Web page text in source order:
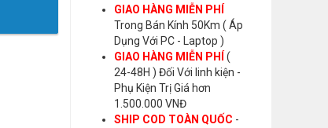
GIAO HÀNG MIỄN PHÍ
Trong Bán Kính 50Km ( Áp
Dụng Với PC - Laptop )
GIAO HÀNG MIỄN PHÍ
(
24-48H ) Đối Với linh kiện -
Phụ Kiện Trị Giá hơn
1.500.000 VNĐ
SHIP COD TOÀN QUỐC -